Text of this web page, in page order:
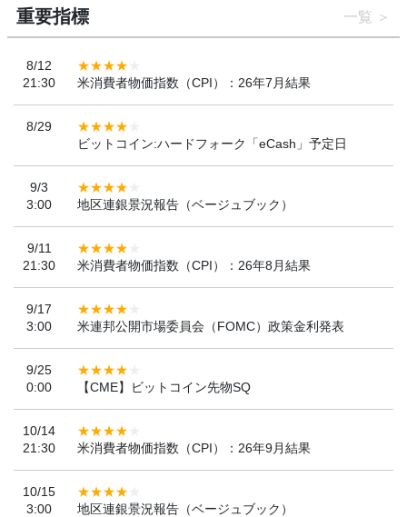
重要指標 一覧
8/12
21:30
米消費者物価指数（CPI）：26年7月結果
8/29
ビットコイン:ハードフォーク「eCash」予定日
9/3
3:00
地区連銀景況報告（ベージュブック）
9/11
21:30
米消費者物価指数（CPI）：26年8月結果
9/17
3:00
米連邦公開市場委員会（FOMC）政策金利発表
9/25
0:00
【CME】ビットコイン先物SQ
10/14
21:30
米消費者物価指数（CPI）：26年9月結果
10/15
3:00
地区連銀景況報告（ベージュブック）